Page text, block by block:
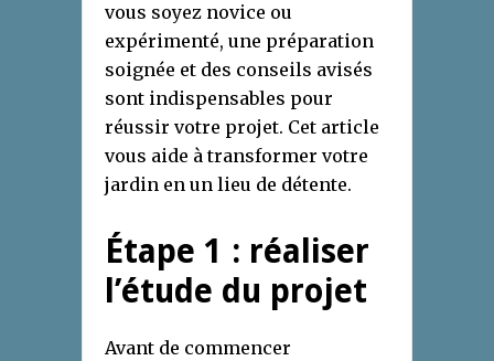
vous soyez novice ou
expérimenté, une préparation
soignée et des conseils avisés
sont indispensables pour
réussir votre projet. Cet article
vous aide à transformer votre
jardin en un lieu de détente.
Étape 1 : réaliser
l’étude du projet
Avant de commencer